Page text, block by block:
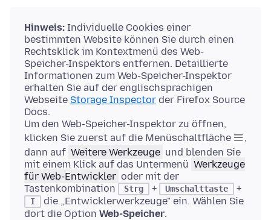
Hinweis: Individuelle Cookies einer
bestimmten Website können Sie durch einen
Rechtsklick im Kontextmenü des Web-
Speicher-Inspektors entfernen. Detaillierte
Informationen zum Web-Speicher-Inspektor
erhalten Sie auf der englischsprachigen
Webseite Storage Inspector der Firefox Source
Docs.
Um den Web-Speicher-Inspektor zu öffnen,
klicken Sie zuerst auf die Menüschaltfläche
,
dann auf Weitere Werkzeuge und blenden Sie
mit einem Klick auf das Untermenü Werkzeuge
für Web-Entwickler oder mit der
Tastenkombination
Strg + Umschalttaste +
I
die „Entwicklerwerkzeuge" ein. Wählen Sie
dort die Option Web-Speicher.